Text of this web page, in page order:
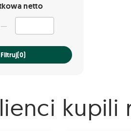
netto
—
Filtruj(0)
kupili